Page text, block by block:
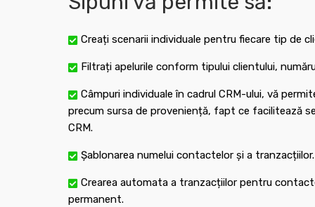
Creați scenarii individuale pentru fiecare tip de
Filtrați apelurile conform tipului clientului,
Câmpuri individuale în cadrul CRM-ului, vă
precum sursa de proveniență, fapt ce facilitează
CRM.
Șablonarea numelui contactelor și a tranzacțiilor.
Crearea automata a tranzacțiilor pentru
permanent.